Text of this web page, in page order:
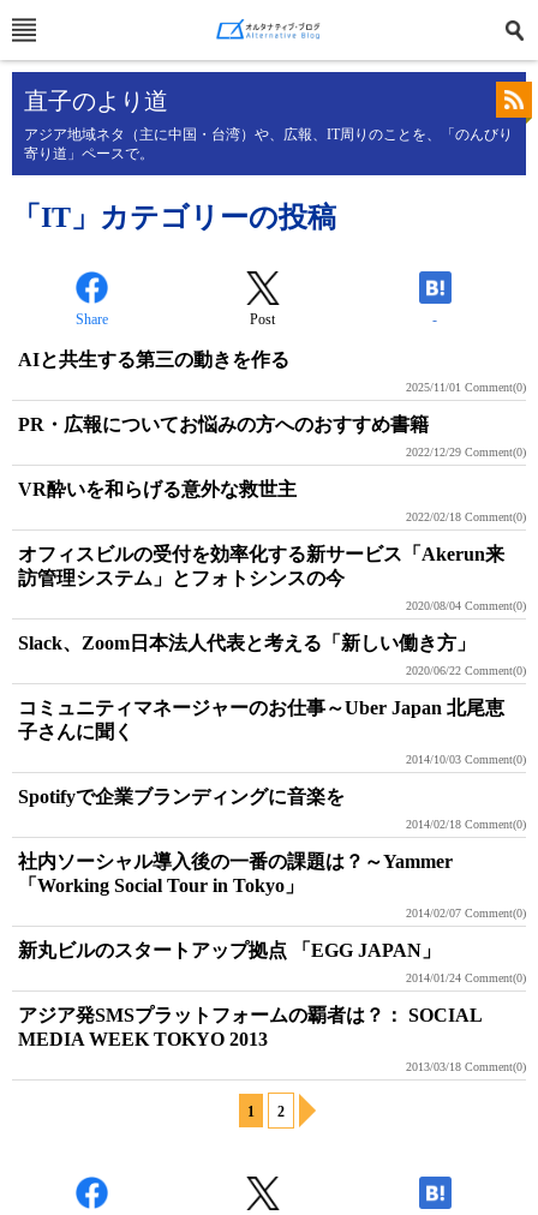
直子のより道
アジア地域ネタ（主に中国・台湾）や、広報、IT周りのことを、「のんびり
寄り道」ペースで。
「IT」カテゴリーの投稿
Share Post -
AIと共生する第三の動きを作る
2025/11/01 Comment(0)
PR・広報についてお悩みの方へのおすすめ書籍
2022/12/29 Comment(0)
VR酔いを和らげる意外な救世主
2022/02/18 Comment(0)
オフィスビルの受付を効率化する新サービス「Akerun来
訪管理システム」とフォトシンスの今
2020/08/04 Comment(0)
Slack、Zoom日本法人代表と考える「新しい働き方」
2020/06/22 Comment(0)
コミュニティマネージャーのお仕事～Uber Japan 北尾恵
子さんに聞く
2014/10/03 Comment(0)
Spotifyで企業ブランディングに音楽を
2014/02/18 Comment(0)
社内ソーシャル導入後の一番の課題は？～Yammer
「Working Social Tour in Tokyo」
2014/02/07 Comment(0)
新丸ビルのスタートアップ拠点 「EGG JAPAN」
2014/01/24 Comment(0)
アジア発SMSプラットフォームの覇者は？： SOCIAL
MEDIA WEEK TOKYO 2013
2013/03/18 Comment(0)
1 2